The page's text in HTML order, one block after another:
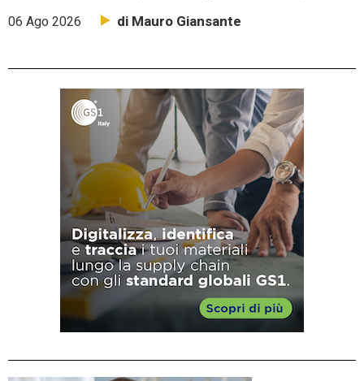
06 Ago 2026 di Mauro Giansante